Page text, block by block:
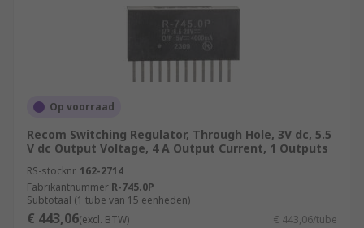
Op voorraad
Recom Switching Regulator, Through Hole, 3V dc, 5.5
V dc Output Voltage, 4 A Output Current, 1 Outputs
RS-stocknr. 162-2714
Fabrikantnummer R-745.0P
Subtotaal (1 tube van 15 eenheden)
€ 443,06(excl. BTW) € 443,06/tube